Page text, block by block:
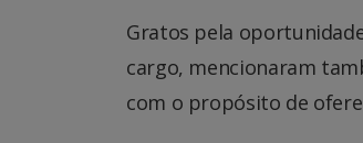
Gratos pela
cargo, mencionaram
com o propósito de